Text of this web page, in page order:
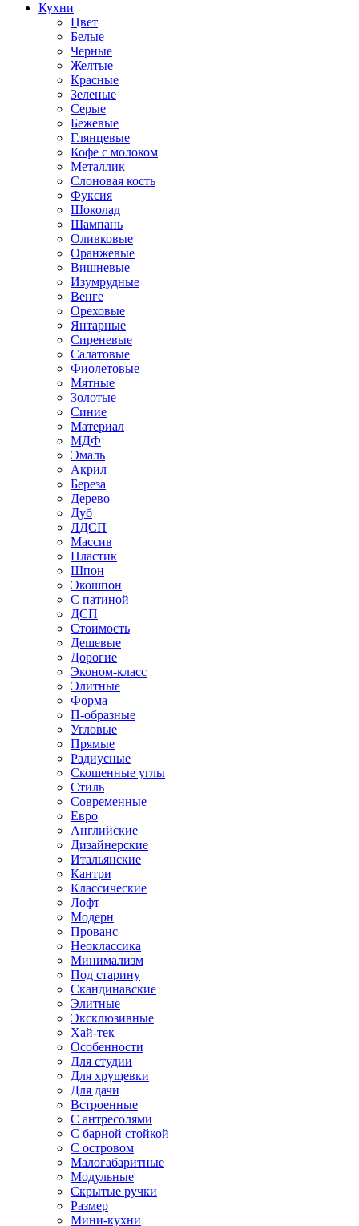
Кухни
Цвет
Белые
Черные
Желтые
Красные
Зеленые
Серые
Бежевые
Глянцевые
Кофе с молоком
Металлик
Слоновая кость
Фуксия
Шоколад
Шампань
Оливковые
Оранжевые
Вишневые
Изумрудные
Венге
Ореховые
Янтарные
Сиреневые
Салатовые
Фиолетовые
Мятные
Золотые
Синие
Материал
МДФ
Эмаль
Акрил
Береза
Дерево
Дуб
ЛДСП
Массив
Пластик
Шпон
Экошпон
С патиной
ДСП
Стоимость
Дешевые
Дорогие
Эконом-класс
Элитные
Форма
П-образные
Угловые
Прямые
Радиусные
Скошенные углы
Стиль
Современные
Евро
Английские
Дизайнерские
Итальянские
Кантри
Классические
Лофт
Модерн
Прованс
Неоклассика
Минимализм
Под старину
Скандинавские
Элитные
Эксклюзивные
Хай-тек
Особенности
Для студии
Для хрущевки
Для дачи
Встроенные
С антресолями
С барной стойкой
С островом
Малогабаритные
Модульные
Скрытые ручки
Размер
Мини-кухни